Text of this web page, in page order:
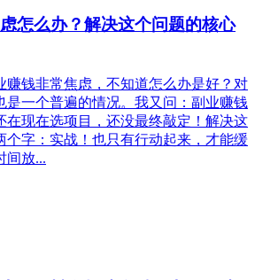
怎么办？解决这个问题的核心
赚钱非常焦虑，不知道怎么办是好？对
是一个普遍的情况。我又问：副业赚钱
在现在选项目，还没最终敲定！解决这
个字：实战！也只有行动起来，才能缓
间放...